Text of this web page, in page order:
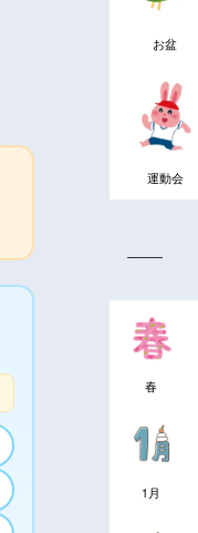
お盆
運動会
春
1月